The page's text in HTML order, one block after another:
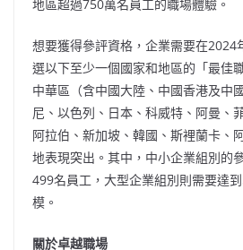
地區超過750萬名員工的職場體驗。
想要獲得參評資格，企業需要在2024
選以下至少一個國家和地區的「最佳
中華區（含中國大陸、中國香港及中
尼、以色列、日本、科威特、阿曼、
阿拉伯、新加坡、韓國、斯裡蘭卡、
地表現突出。其中，中小企業組別的
499名員工，大型企業組別則需要達
模。
關於卓越職場